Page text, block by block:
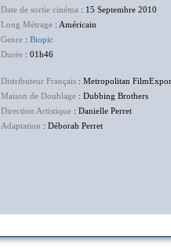
Date de sortie cinéma : 15 Septembre 2010
Long Métrage : Américain
Genre : Biopic
Durée : 01h46
Distributeur Français : Metropolitan
Maison de Doublage : Dubbing Brothers
Direction Artistique : Danielle Perret
Adaptation : Déborah Perret